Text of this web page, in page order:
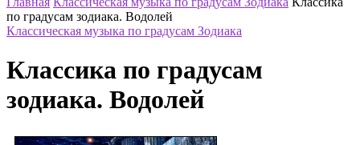
по градусам зодиака. Водолей
Классическая музыка по градусам Зодиака
Классика по градусам
зодиака. Водолей